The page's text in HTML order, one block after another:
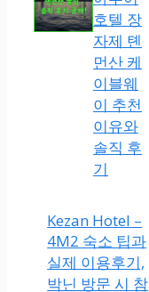
호텔 장
자제 톈
먼산 케
이블웨
이 추천
이유와
솔직 후
기
Kezan Hotel –
4M2 숙소 팁과
실제 이용후기,
박닌 방문 시 참